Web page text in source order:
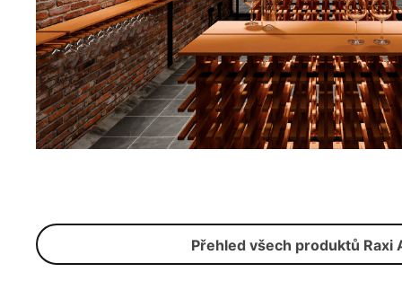
Přehled všech produktů Raxi